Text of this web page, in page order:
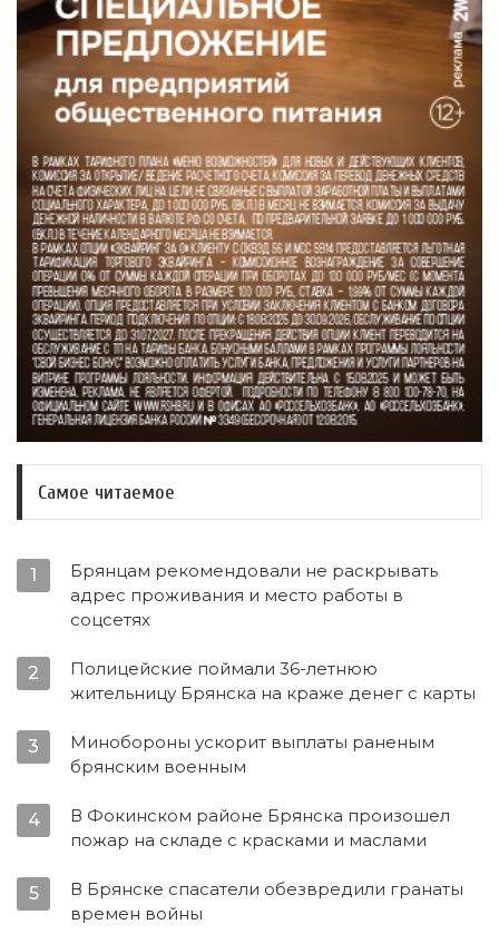
Самое читаемое
1
Брянцам рекомендовали не раскрывать
адрес проживания и место работы в
соцсетях
2
Полицейские поймали 36-летнюю
жительницу Брянска на краже денег с карты
3
Минобороны ускорит выплаты раненым
брянским военным
4
В Фокинском районе Брянска произошел
пожар на складе с красками и маслами
5
В Брянске спасатели обезвредили гранаты
времен войны